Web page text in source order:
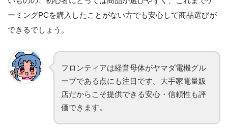
ーミングPCを購入したことがない方でも安心して商品選びが
できるでしょう。
フロンティアは経営母体がヤマダ電機グル
ープである点にも注目です。大手家電量販
店だからこそ提供できる安心・信頼性も評
価できます。